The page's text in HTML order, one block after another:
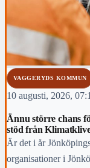
VAGGERYDS KOMMUN
10 augusti, 2026,
Ännu större chans
stöd från
Är det i år
organisationer i